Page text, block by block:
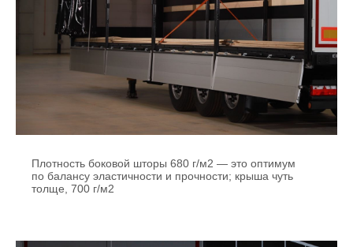
Плотность боковой шторы 680 г/м2 — это оптимум
по балансу эластичности и прочности; крыша чуть
толще, 700 г/м2